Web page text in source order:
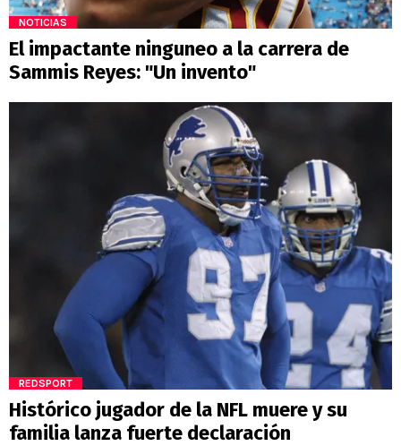
NOTICIAS
El impactante ninguneo a la carrera de
Sammis Reyes: "Un invento"
REDSPORT
Histórico jugador de la NFL muere y su
familia lanza fuerte declaración